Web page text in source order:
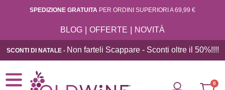
SPEDIZIONE GRATUITA PER ORDINI SUPERIORI A 69,99 €
BLOG | OFFERTE | NOVITÀ
SCONTI DI NATALE - Non farteli Scappare - Sconti oltre il 50%!!!!